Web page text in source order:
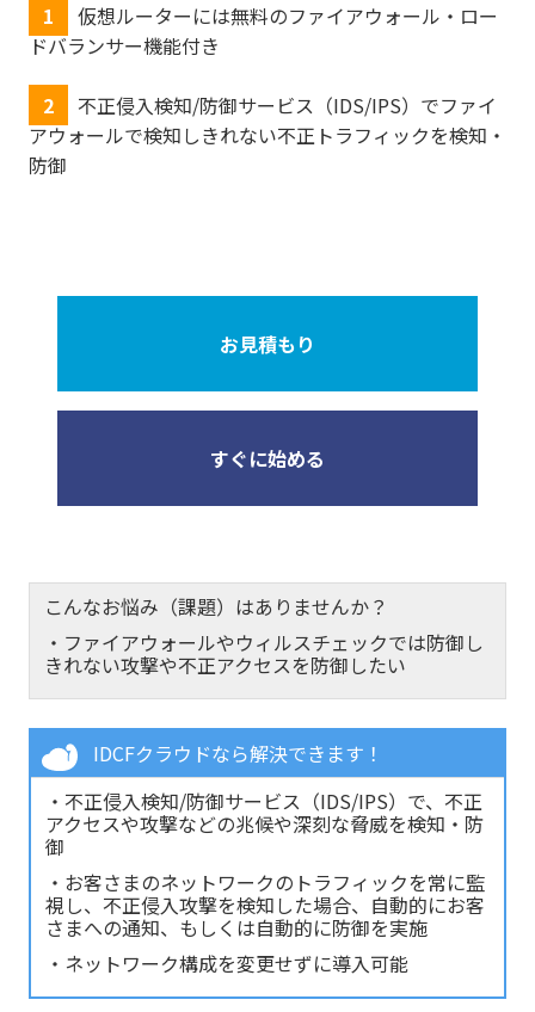
1
仮想ルーターには無料のファイアウォール・ロー
ドバランサー機能付き
2
不正侵入検知/防御サービス（IDS/IPS）でファイ
アウォールで検知しきれない不正トラフィックを検知・
防御
お見積もり
すぐに始める
こんなお悩み（課題）はありませんか？
・ファイアウォールやウィルスチェックでは防御し
きれない攻撃や不正アクセスを防御したい
IDCFクラウドなら解決できます！
・不正侵入検知/防御サービス（IDS/IPS）で、不正
アクセスや攻撃などの兆候や深刻な脅威を検知・防
御
・お客さまのネットワークのトラフィックを常に監
視し、不正侵入攻撃を検知した場合、自動的にお客
さまへの通知、もしくは自動的に防御を実施
・ネットワーク構成を変更せずに導入可能